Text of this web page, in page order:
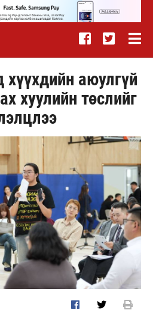
аюулгүй
хуулийн төслийг